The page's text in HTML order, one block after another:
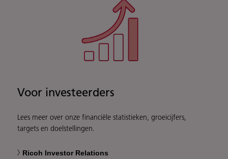
Voor investeerders
Lees meer over onze financiële statistieken, groeicijfers,
targets en doelstellingen.
Ricoh Investor Relations